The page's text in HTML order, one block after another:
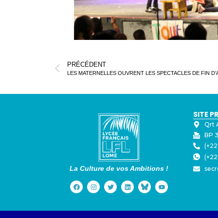
PRÉCÉDENT
LES MATERNELLES OUVRENT LES SPECTACLES DE FIN
La Culture de vos Ambitions !
SITE
Qrt
BP